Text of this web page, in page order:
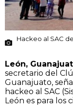
Hackeo al SAC
León,
secretario del
Guanajuato,
hackeo al SAC
León es para los